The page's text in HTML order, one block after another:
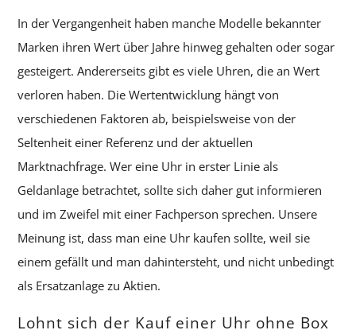
In der Vergangenheit haben manche Modelle bekannter
Marken ihren Wert über Jahre hinweg gehalten oder sogar
gesteigert. Andererseits gibt es viele Uhren, die an Wert
verloren haben. Die Wertentwicklung hängt von
verschiedenen Faktoren ab, beispielsweise von der
Seltenheit einer Referenz und der aktuellen
Marktnachfrage. Wer eine Uhr in erster Linie als
Geldanlage betrachtet, sollte sich daher gut informieren
und im Zweifel mit einer Fachperson sprechen. Unsere
Meinung ist, dass man eine Uhr kaufen sollte, weil sie
einem gefällt und man dahintersteht, und nicht unbedingt
als Ersatzanlage zu Aktien.
Lohnt sich der Kauf einer Uhr ohne Box